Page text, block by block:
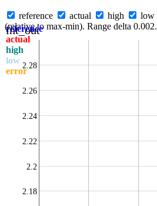
int_out
reference
actual
high
low
error
2.18
2.2
2.22
2.24
2.26
2.28
reference actual high low
(relative to max-min). Range delta 0.002.